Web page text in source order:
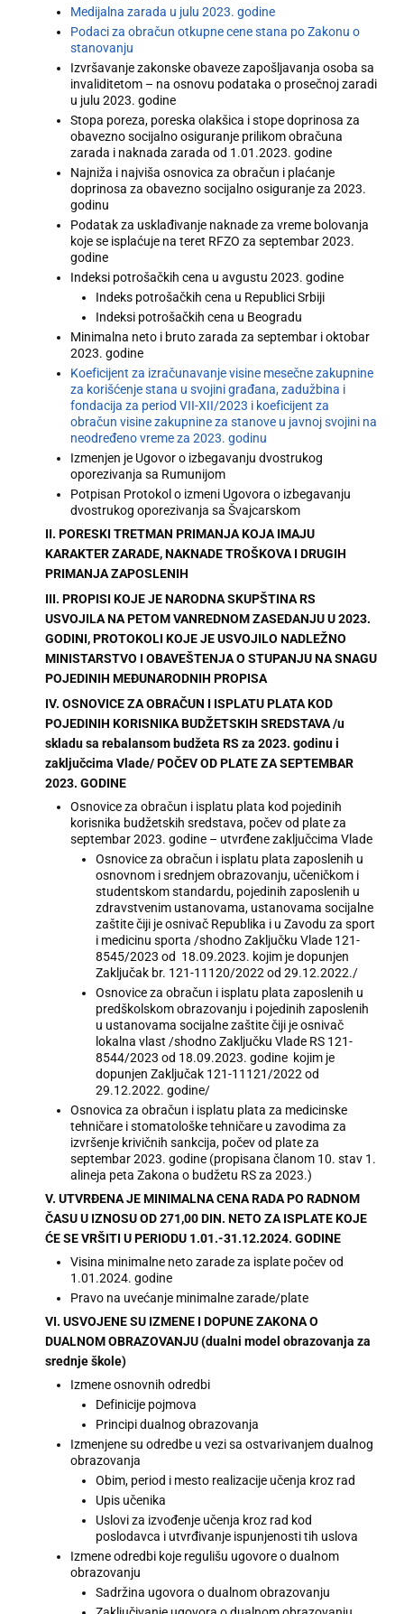
Medijalna zarada u julu 2023. godine
Podaci za obračun otkupne cene stana po Zakonu o
stanovanju
Izvršavanje zakonske obaveze zapošljavanja osoba sa
invaliditetom – na osnovu podataka o prosečnoj zaradi
u julu 2023. godine
Stopa poreza, poreska olakšica i stope doprinosa za
obavezno socijalno osiguranje prilikom obračuna
zarada i naknada zarada od 1.01.2023. godine
Najniža i najviša osnovica za obračun i plaćanje
doprinosa za obavezno socijalno osiguranje za 2023.
godinu
Podatak za usklađivanje naknade za vreme bolovanja
koje se isplaćuje na teret RFZO za septembar 2023.
godine
Indeksi potrošačkih cena u avgustu 2023. godine
Indeks potrošačkih cena u Republici Srbiji
Indeksi potrošačkih cena u Beogradu
Minimalna neto i bruto zarada za septembar i oktobar
2023. godine
Koeficijent za izračunavanje visine mesečne zakupnine
za korišćenje stana u svojini građana, zadužbina i
fondacija za period VII-XII/2023 i koeficijent za
obračun visine zakupnine za stanove u javnoj svojini na
neodređeno vreme za 2023. godinu
Izmenjen je Ugovor o izbegavanju dvostrukog
oporezivanja sa Rumunijom
Potpisan Protokol o izmeni Ugovora o izbegavanju
dvostrukog oporezivanja sa Švajcarskom
II. PORESKI TRETMAN PRIMANJA KOJA IMAJU
KARAKTER ZARADE, NAKNADE TROŠKOVA I DRUGIH
PRIMANJA ZAPOSLENIH
III. PROPISI KOJE JE NARODNA SKUPŠTINA RS
USVOJILA NA PETOM VANREDNOM ZASEDANJU U 2023.
GODINI, PROTOKOLI KOJE JE USVOJILO NADLEŽNO
MINISTARSTVO I OBAVEŠTENJA O STUPANJU NA SNAGU
POJEDINIH MEĐUNARODNIH PROPISA
IV. OSNOVICE ZA OBRAČUN I ISPLATU PLATA KOD
POJEDINIH KORISNIKA BUDŽETSKIH SREDSTAVA /u
skladu sa rebalansom budžeta RS za 2023. godinu i
zaključcima Vlade/ POČEV OD PLATE ZA SEPTEMBAR
2023. GODINE
Osnovice za obračun i isplatu plata kod pojedinih
korisnika budžetskih sredstava, počev od plate za
septembar 2023. godine – utvrđene zaključcima Vlade
Osnovice za obračun i isplatu plata zaposlenih u
osnovnom i srednjem obrazovanju, učeničkom i
studentskom standardu, pojedinih zaposlenih u
zdravstvenim ustanovama, ustanovama socijalne
zaštite čiji je osnivač Republika i u Zavodu za sport
i medicinu sporta /shodno Zaključku Vlade 121-
8545/2023 od 18.09.2023. kojim je dopunjen
Zaključak br. 121-11120/2022 od 29.12.2022./
Osnovice za obračun i isplatu plata zaposlenih u
predškolskom obrazovanju i pojedinih zaposlenih
u ustanovama socijalne zaštite čiji je osnivač
lokalna vlast /shodno Zaključku Vlade RS 121-
8544/2023 od 18.09.2023. godine kojim je
dopunjen Zaključak 121-11121/2022 od
29.12.2022. godine/
Osnovica za obračun i isplatu plata za medicinske
tehničare i stomatološke tehničare u zavodima za
izvršenje krivičnih sankcija, počev od plate za
septembar 2023. godine (propisana članom 10. stav 1.
alineja peta Zakona o budžetu RS za 2023.)
V. UTVRĐENA JE MINIMALNA CENA RADA PO RADNOM
ČASU U IZNOSU OD 271,00 DIN. NETO ZA ISPLATE KOJE
ĆE SE VRŠITI U PERIODU 1.01.-31.12.2024. GODINE
Visina minimalne neto zarade za isplate počev od
1.01.2024. godine
Pravo na uvećanje minimalne zarade/plate
VI. USVOJENE SU IZMENE I DOPUNE ZAKONA O
DUALNOM OBRAZOVANJU (dualni model obrazovanja za
srednje škole)
Izmene osnovnih odredbi
Definicije pojmova
Principi dualnog obrazovanja
Izmenjene su odredbe u vezi sa ostvarivanjem dualnog
obrazovanja
Obim, period i mesto realizacije učenja kroz rad
Upis učenika
Uslovi za izvođenje učenja kroz rad kod
poslodavca i utvrđivanje ispunjenosti tih uslova
Izmene odredbi koje regulišu ugovore o dualnom
obrazovanju
Sadržina ugovora o dualnom obrazovanju